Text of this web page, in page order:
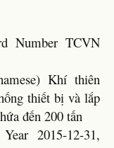
Number TCVN
Khí thiên
thiết bị và lắp
đến 200 tấn
2015-12-31,